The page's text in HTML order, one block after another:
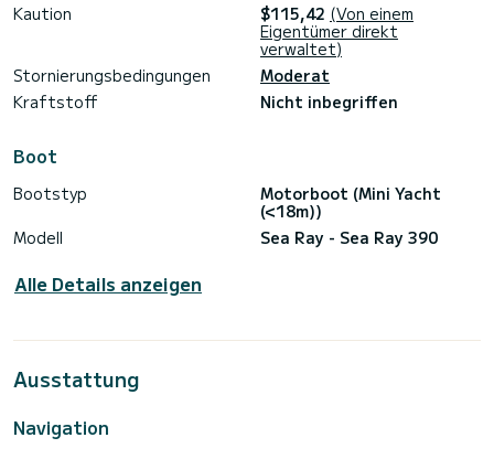
Kaution $115,42 (Von einem
Eigentümer direkt
verwaltet)
Stornierungsbedingungen
Moderat
Kraftstoff
Nicht inbegriffen
Boot
Bootstyp
Motorboot (Mini Yacht
(<18m))
Modell
Sea Ray - Sea Ray 390
Alle Details anzeigen
Ausstattung
Navigation